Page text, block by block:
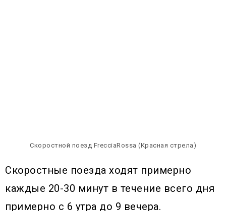
Скоростной поезд FrecciaRossa (Красная стрела)
Скоростные поезда ходят примерно
каждые 20-30 минут в течение всего дня
примерно с 6 утра до 9 вечера.